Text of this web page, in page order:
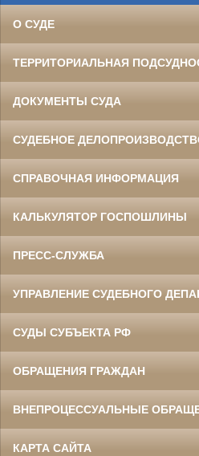
О СУДЕ
ТЕРРИТОРИАЛЬНАЯ
ДОКУМЕНТЫ СУДА
СУДЕБНОЕ
СПРАВОЧНАЯ ИНФОРМАЦИЯ
КАЛЬКУЛЯТОР ГОСПОШЛИНЫ
ПРЕСС-СЛУЖБА
УПРАВЛЕНИЕ СУДЕБНОГО
СУДЫ СУБЪЕКТА РФ
ОБРАЩЕНИЯ ГРАЖДАН
ВНЕПРОЦЕССУАЛЬНЫЕ
КАРТА САЙТА